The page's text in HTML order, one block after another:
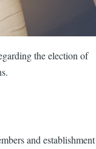
the election of
and establishment